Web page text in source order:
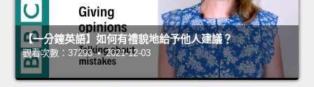
【一分鐘英語】如何有禮貌地給予他人建議？
觀看次數：37293 • 2021-12-03